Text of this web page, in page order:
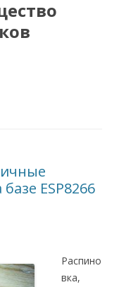
ESP8266
Распино
вка,